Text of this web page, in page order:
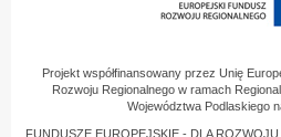
Projekt współfinansowany przez Unię
Rozwoju Regionalnego w ramach
Województwa Podlaskiego
FUNDUSZE EUROPEJSKIE - DLA